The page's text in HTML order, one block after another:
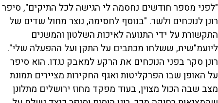
"לפני מספר חודשים נחסמה לי הגישה לכל התיקים", סיפר
רונן לנוכחים ולשר. "בנוסף לחסימה, נוצר מחול שדים של
התקשורת על ידי התנועה לאיכות השלטון והמשנים
ליועמ"שית, ששלחו מכתבים על התקן ועל ההפעלה שלי".
רונן סקר בפני הנוכחים את הרקע למאבק נגדו. הוא סיפר
על האופן שבו הפרקליטות ואגף החקירות מציירים תמונת
מצב שבה הכול מצוין, בעוד מפקד מחוז ירושלים מתלונן